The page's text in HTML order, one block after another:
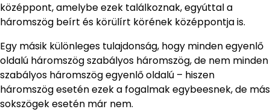
középpont, amelybe ezek találkoznak, egyúttal a
háromszög beírt és körülírt körének középpontja is.
Egy másik különleges tulajdonság, hogy minden egyenlő
oldalú háromszög szabályos háromszög, de nem minden
szabályos háromszög egyenlő oldalú – hiszen
háromszög esetén ezek a fogalmak egybeesnek, de más
sokszögek esetén már nem.